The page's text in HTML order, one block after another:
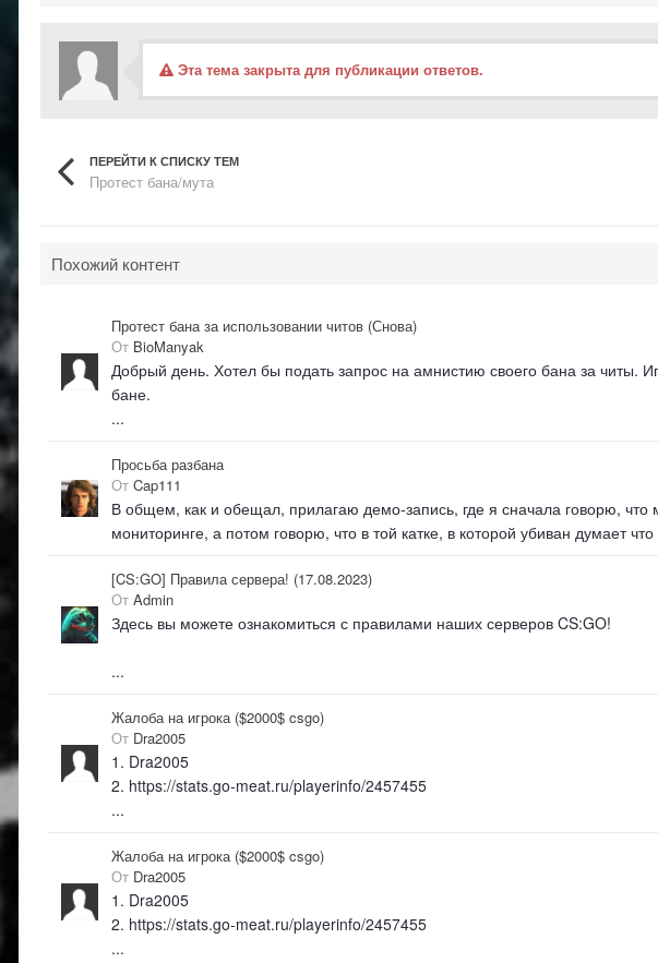
Эта тема закрыта для публикации ответов.
ПЕРЕЙТИ К СПИСКУ ТЕМ
Протест бана/мута
Похожий контент
Протест бана за использовании читов (Снова)
От BioManyak
Добрый день. Хотел бы подать запрос на амнистию своего бана за читы.
бане.
...
Просьба разбана
От Cap111
В общем, как и обещал, прилагаю демо-запись, где я сначала говорю,
мониторинге, а потом говорю, что в той катке, в которой убиван
[CS:GO] Правила сервера! (17.08.2023)
От Admin
Здесь вы можете ознакомиться с правилами наших серверов CS:GO!
...
Жалоба на игрока ($2000$ csgo)
От Dra2005
1. Dra2005
2. https://stats.go-meat.ru/playerinfo/2457455
...
Жалоба на игрока ($2000$ csgo)
От Dra2005
1. Dra2005
2. https://stats.go-meat.ru/playerinfo/2457455
...